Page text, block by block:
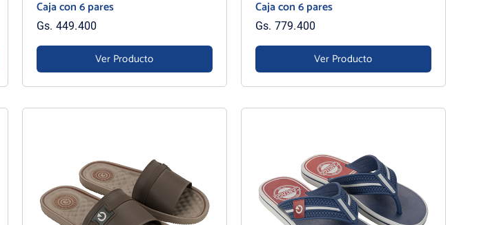
Caja con 6 pares
Gs. 449.400
Ver Producto
Caja con 6 pares
Gs. 779.400
Ver Producto